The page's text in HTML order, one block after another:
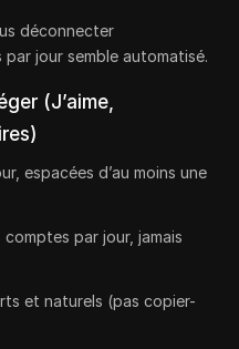
déconnecter
jour semble automatisé.
(J’aime,
espacées d’au moins une
comptes par jour, jamais
et naturels (pas copier-